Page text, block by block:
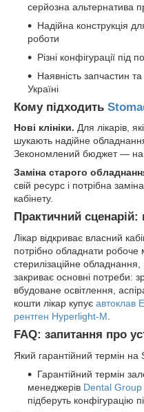
серйозна альтернатива
Надійна конструкція
роботи
Різні конфігурації під
Наявність запчастин
Україні
Кому підходить
Нові клініки. Для лікарів,
шукають надійне
Зекономлений бюджет — на
Заміна старого
свій ресурс і потрібна
кабінету.
Практичний сценарій:
Лікар відкриває власний
потрібно обладнати робоче
стерилізаційне обладнання,
закриває основні потреби:
вбудоване освітлення,
кошти лікар купує автоклав
рентген Hyperlight-M
FAQ: запитання про
Який гарантійний термін
Гарантійний термін
менеджерів Dental Group
підберуть конфігурацію